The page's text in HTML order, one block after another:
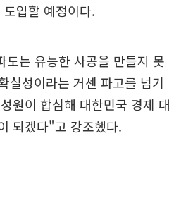
도입할 예정이다.
는 유능한 사공을 만들지 못
실성이라는 거센 파고를 넘기
원이 합심해 대한민국 경제 대
되겠다"고 강조했다.